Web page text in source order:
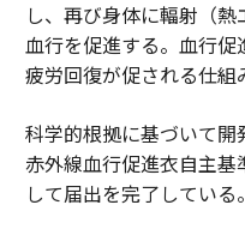
し、再び身体に輻射（
血行を促進する。血行促
疲労回復が促される仕組
科学的根拠に基づいて開
赤外線血行促進衣自主基
して届出を完了している。